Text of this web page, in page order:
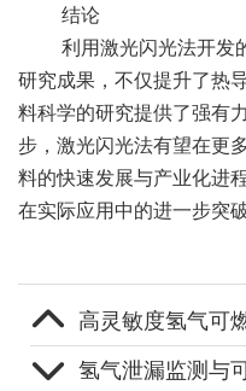
结论
利用激光闪光法开发
研究成果，不仅提升了热
料科学的研究提供了强有
步，激光闪光法有望在更
料的快速发展与产业化进
在实际应用中的进一步突
高灵敏度氢气可
氢气泄漏监测与